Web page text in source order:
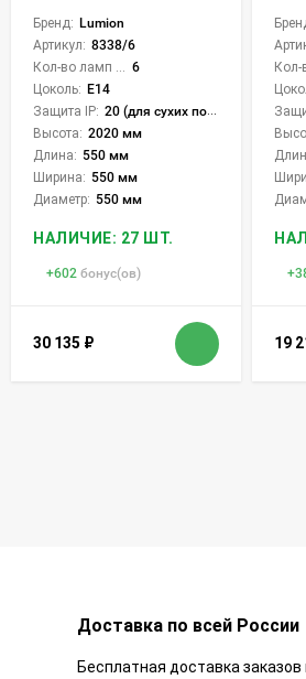
Бренд: Lumion
Артикул: 8338/6
6
Цоколь: E14
Защита IP: 20 (для сухих пом.)
Высота: 2020 мм
Длина: 550 мм
Ширина: 550 мм
Диаметр: 550 мм
НАЛИЧИЕ: 27 ШТ.
+602 бонус(ов)
30 135 ₽
+
19
Доставка по всей России
Бесплатная доставка